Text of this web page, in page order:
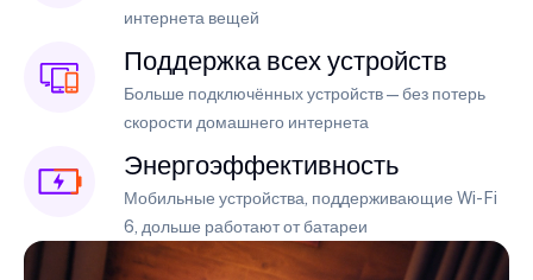
интернета вещей
Поддержка всех устройств
Больше подключённых устройств — без потерь
скорости домашнего интернета
Энергоэффективность
Мобильные устройства, поддерживающие Wi-Fi
6, дольше работают от батареи